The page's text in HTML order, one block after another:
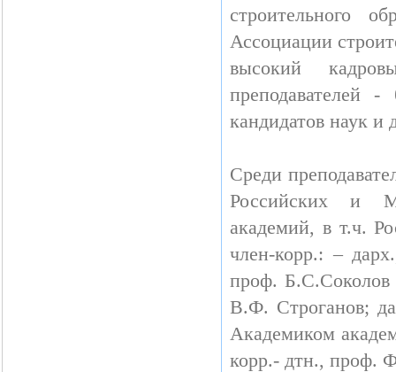
строительного
Ассоциации
высокий
преподавателей
кандидатов наук и
Среди
Российских и
академий, в т.ч.
член-корр.: –
проф.
В.Ф. Строганов;
Академиком
корр.- дтн., проф.